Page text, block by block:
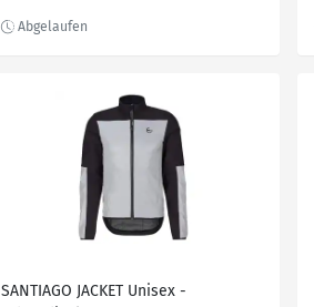
SANTIAGO JACKET Unisex -